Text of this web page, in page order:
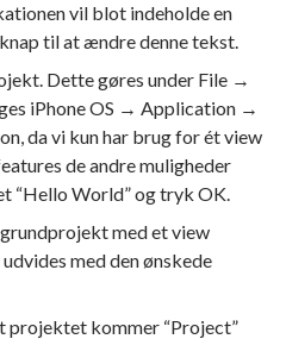
vil blot indeholde en
til at ændre denne tekst.
Dette gøres under File →
iPhone OS → Application →
da vi kun har brug for ét view
de andre muligheder
“Hello World” og tryk OK.
med et view
med den ønskede
projektet kommer “Project”